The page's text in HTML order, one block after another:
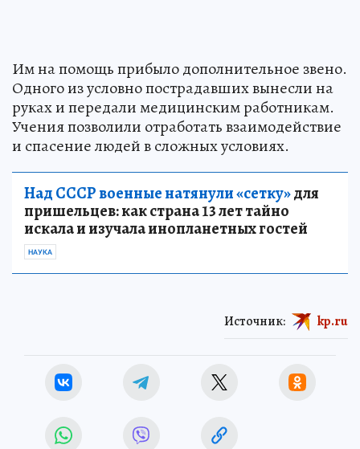
Им на помощь прибыло дополнительное звено.
Одного из условно пострадавших вынесли на
руках и передали медицинским работникам.
Учения позволили отработать взаимодействие
и спасение людей в сложных условиях.
Над СССР военные натянули «сетку»для
пришельцев: как страна 13 лет тайно
искала и изучала инопланетных гостей
НАУКА
Источник: kp.ru